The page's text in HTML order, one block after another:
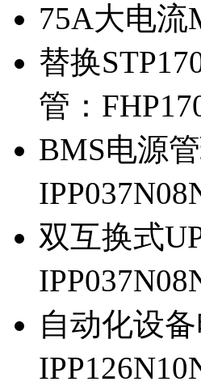
75A大电流
替换
管：
BMS电源
双互换式
自动化设